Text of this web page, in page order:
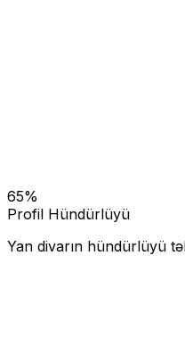
65%
Profil Hündürlüyü
Yan divarın hündürlüyü